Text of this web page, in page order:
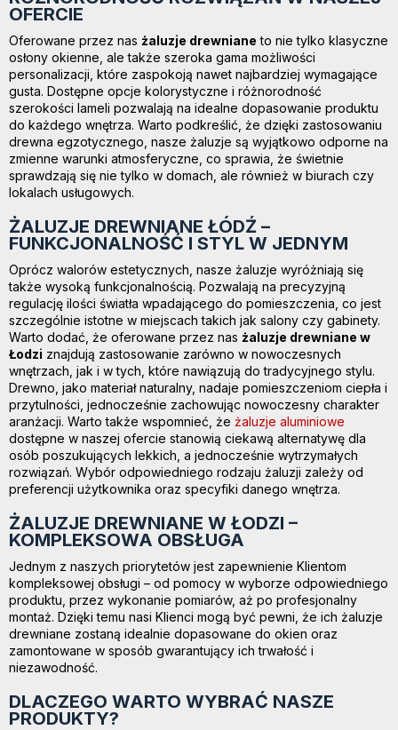
OFERCIE
Oferowane przez nas żaluzje drewniane to nie tylko klasyczne
osłony okienne, ale także szeroka gama możliwości
personalizacji, które zaspokoją nawet najbardziej wymagające
gusta. Dostępne opcje kolorystyczne i różnorodność
szerokości lameli pozwalają na idealne dopasowanie produktu
do każdego wnętrza. Warto podkreślić, że dzięki zastosowaniu
drewna egzotycznego, nasze żaluzje są wyjątkowo odporne na
zmienne warunki atmosferyczne, co sprawia, że świetnie
sprawdzają się nie tylko w domach, ale również w biurach czy
lokalach usługowych.
ŻALUZJE DREWNIANE ŁÓDŹ –
FUNKCJONALNOŚĆ I STYL W JEDNYM
Oprócz walorów estetycznych, nasze żaluzje wyróżniają się
także wysoką funkcjonalnością. Pozwalają na precyzyjną
regulację ilości światła wpadającego do pomieszczenia, co jest
szczególnie istotne w miejscach takich jak salony czy gabinety.
Warto dodać, że oferowane przez nas żaluzje drewniane w
Łodzi znajdują zastosowanie zarówno w nowoczesnych
wnętrzach, jak i w tych, które nawiązują do tradycyjnego stylu.
Drewno, jako materiał naturalny, nadaje pomieszczeniom ciepła i
przytulności, jednocześnie zachowując nowoczesny charakter
aranżacji. Warto także wspomnieć, że żaluzje aluminiowe
dostępne w naszej ofercie stanowią ciekawą alternatywę dla
osób poszukujących lekkich, a jednocześnie wytrzymałych
rozwiązań. Wybór odpowiedniego rodzaju żaluzji zależy od
preferencji użytkownika oraz specyfiki danego wnętrza.
ŻALUZJE DREWNIANE W ŁODZI –
KOMPLEKSOWA OBSŁUGA
Jednym z naszych priorytetów jest zapewnienie Klientom
kompleksowej obsługi – od pomocy w wyborze odpowiedniego
produktu, przez wykonanie pomiarów, aż po profesjonalny
montaż. Dzięki temu nasi Klienci mogą być pewni, że ich żaluzje
drewniane zostaną idealnie dopasowane do okien oraz
zamontowane w sposób gwarantujący ich trwałość i
niezawodność.
DLACZEGO WARTO WYBRAĆ NASZE
PRODUKTY?